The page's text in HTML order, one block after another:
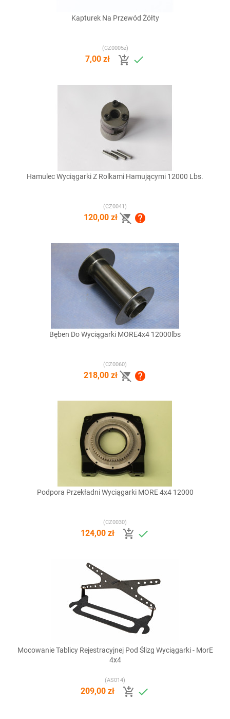
Kapturek Na Przewód Żółty
(CZ0005z)
7,00 zł  
Hamulec Wyciągarki Z Rolkami Hamującymi 12000 Lbs.
(CZ0041)
120,00 zł  
Bęben Do Wyciągarki MORE4x4 12000lbs
(CZ0060)
218,00 zł  
Podpora Przekładni Wyciągarki MORE 4x4 12000
(CZ0030)
124,00 zł  
Mocowanie Tablicy Rejestracyjnej Pod Ślizg Wyciągarki - MorE
4x4
(AS014)
209,00 zł  